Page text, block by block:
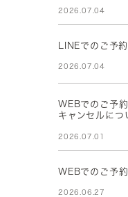
2026.07.04
LINEでのご予
2026.07.04
WEBでのご予
キャンセルに
2026.07.01
WEBでのご予
2026.06.27